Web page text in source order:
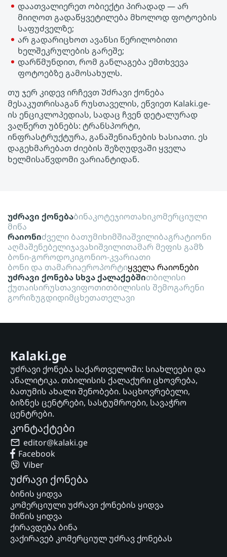
დაათვალიერეთ ობიექტი პირადად — არ
მიიღოთ გადაწყვეტილება მხოლოდ ფოტოების
საფუძველზე;
არ გადარიცხოთ ავანსი წერილობითი
ხელშეკრულების გარეშე;
დარწმუნდით, რომ განლაგება ემთხვევა
ფოტოებზე გამოსახულს.
თუ ჯერ კიდევ ირჩევთ Უძრავი ქონება
მესაკუთრისაგან რუსთაველის, ეწვიეთ Kalaki.ge-
ის ენციკლოპედიას, სადაც ჩვენ დეტალურად
ვაღწერთ უბნებს: ტრანსპორტი,
ინფრასტრუქტურა, განაშენიანების ხასიათი. ეს
დაგეხმარებათ ძიების შეზღუდვაში ყველა
ხელმისაწვდომი ვარიანტიდან.
უძრავი ქონებაბინაკოტეჯიოთახიკომერციული
მიწა
რაიონიძველი ბათუმიხიმშიაშვილიბაგრატიონი
აღმაშენებელიჯავახიშვილითამარ მეფის გამზ
ბონი-გოროდოკიგონიო-კვარიათი
ბონი და თამარიაეროპორტიყველა რაიონები
უძრავი ქონება სხვა ქალაქებშითბილისი
ქუთაისირუსთავიფოთითბილისის შემოგარენი
გორიზუგდიდიმცხეთათელავი
Kalaki.ge
უძრავი ქონება საქართველოში: სიახლეები და
ანალიტიკა. თბილისის ქალაქური ცხოვრება,
ბათუმის ახალი შენობები. საცხოვრებელი,
ბიზნეს ცენტრები, სასტუმროები, სავაჭრო
ცენტრები.
კონტაქტები
editor@kalaki.ge
Facebook
Viber
უძრავი ქონება
ბინის ყიდვა
კომერციული უძრავი ქონების ყიდვა
მიწის ყიდვა
ქირავდება ბინა
ვაქირავებ კომერციულ უძრავ ქონებას